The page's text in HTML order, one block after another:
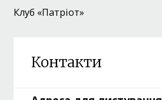
Клуб «Патріот»
Контакти